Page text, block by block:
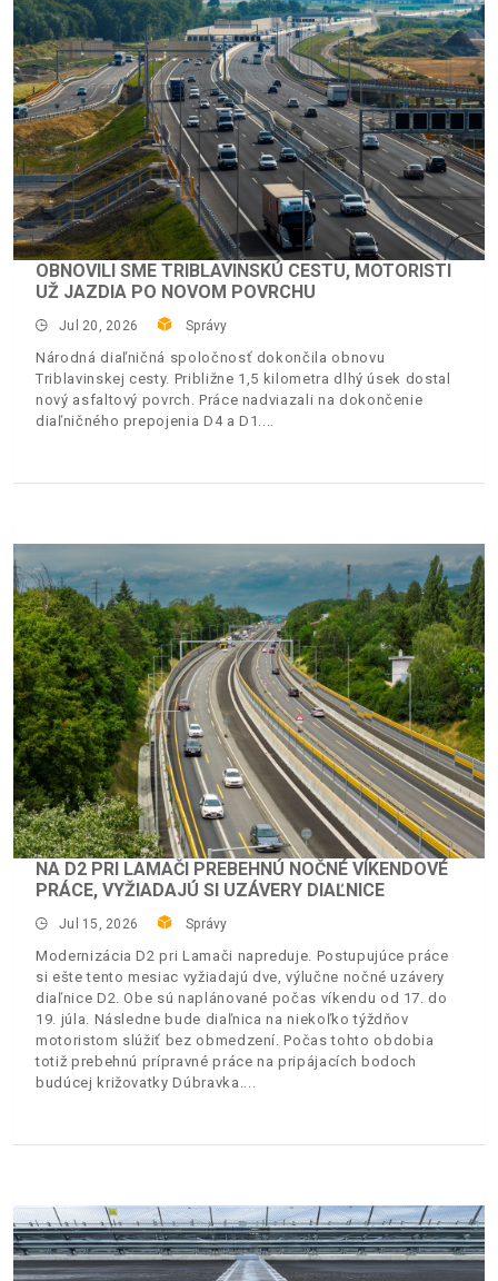
OBNOVILI SME TRIBLAVINSKÚ CESTU, MOTORISTI
UŽ JAZDIA PO NOVOM POVRCHU
Jul 20, 2026 Správy
Národná diaľničná spoločnosť dokončila obnovu
Triblavinskej cesty. Približne 1,5 kilometra dlhý úsek dostal
nový asfaltový povrch. Práce nadviazali na dokončenie
diaľničného prepojenia D4 a D1.
NA D2 PRI LAMAČI PREBEHNÚ NOČNÉ VÍKENDOVÉ
PRÁCE, VYŽIADAJÚ SI UZÁVERY DIAĽNICE
Jul 15, 2026 Správy
Modernizácia D2 pri Lamači napreduje. Postupujúce práce
si ešte tento mesiac vyžiadajú dve, výlučne nočné uzávery
diaľnice D2. Obe sú naplánované počas víkendu od 17. do
19. júla. Následne bude diaľnica na niekoľko týždňov
motoristom slúžiť bez obmedzení. Počas tohto obdobia
totiž prebehnú prípravné práce na pripájacích bodoch
budúcej križovatky Dúbravka.